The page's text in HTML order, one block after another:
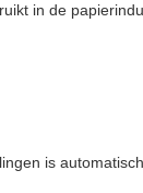
in de
is automatisch.